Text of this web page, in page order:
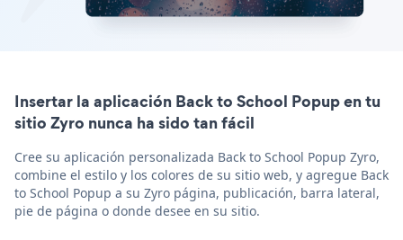
Insertar la aplicación Back to School Popup en tu
sitio Zyro nunca ha sido tan fácil
Cree su aplicación personalizada Back to School Popup Zyro,
combine el estilo y los colores de su sitio web, y agregue Back
to School Popup a su Zyro página, publicación, barra lateral,
pie de página o donde desee en su sitio.